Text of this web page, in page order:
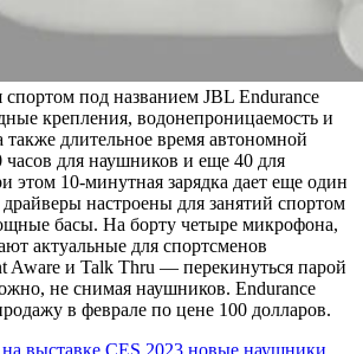
спортом под названием JBL Endurance
крепления, водонепроницаемость и
также длительное время автономной
часов для наушников и еще 40 для
этом 10-минутная зарядка дает еще один
настроены для занятий спортом
басы. На борту четыре микрофона,
актуальные для спортсменов
Aware и Talk Thru — перекинуться парой
не снимая наушников. Endurance
в феврале по цене 100 долларов.